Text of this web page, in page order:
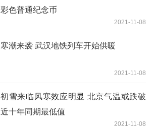
彩色普通纪念币
2021-11-08
寒潮来袭 武汉地铁列车开始供暖
2021-11-08
初雪来临风寒效应明显 北京气温或跌破
近十年同期最低值
2021-11-08